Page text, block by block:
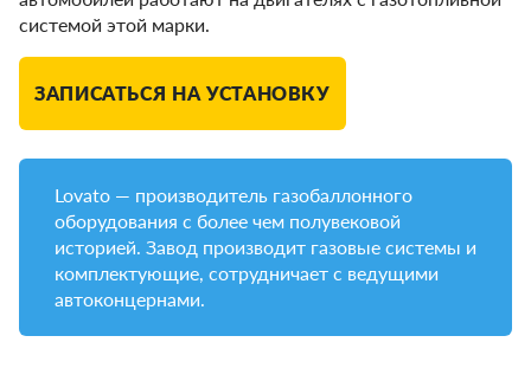
системой этой марки.
ЗАПИСАТЬСЯ НА УСТАНОВКУ
Lovato — производитель газобаллонного
оборудования с более чем полувековой
историей. Завод производит газовые системы и
комплектующие, сотрудничает с ведущими
автоконцернами.